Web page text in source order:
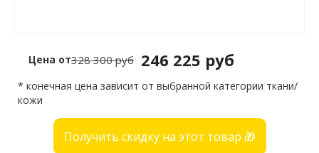
Цена от 246 225 руб
328 300 руб
* конечная цена зависит от выбранной категории ткани/
кожи
Получить скидку на этот товар 🎁